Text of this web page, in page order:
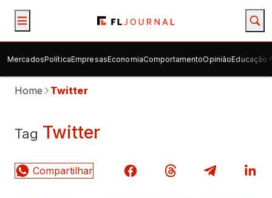
MercadosPolíticaEmpresasEconomiaComportamentoOpiniãoEducação
Home Twitter
Tag Twitter